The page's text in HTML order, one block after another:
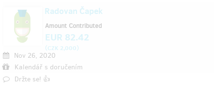
Radovan Čapek
Nov 26, 2020
Kalendář s doručením
Držte se! 👍
Amount Contributed
EUR 82.42
(CZK 2,000)